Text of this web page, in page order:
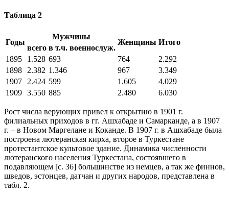
Таблица 2
Годы
Мужчины
Женщины Итого
всего в т.ч. военнослуж.
1895
1.528 693 764
2.292
1898
2.382 1.346 967
3.349
1907
2.424 599 1.605
4.029
1909 3.550 885 2.480 6.030
Рост числа верующих привел к открытию в 1901 г.
филиальных приходов в гг. Ашхабаде и Самарканде, а в 1907
г. – в Новом Маргелане и Коканде. В 1907 г. в Ашхабаде была
построена лютеранская кирха, второе в Туркестане
протестантское культовое здание. Динамика численности
лютеранского населения Туркестана, состоявшего в
подавляющем [с. 36] большинстве из немцев, а так же финнов,
шведов, эстонцев, датчан и других народов, представлена в
табл. 2.